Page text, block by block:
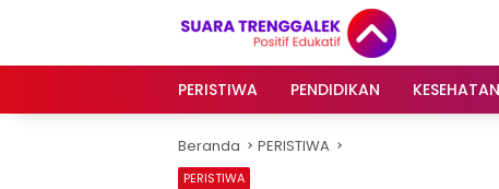
PERISTIWA
PENDIDIKAN KESEHATAN
Beranda PERISTIWA
PERISTIWA